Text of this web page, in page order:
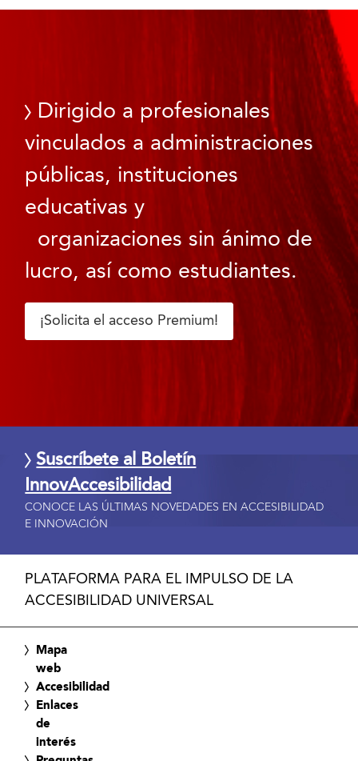
Dirigido a profesionales
vinculados a administraciones
públicas, instituciones
educativas y
organizaciones sin ánimo de
lucro, así como estudiantes.
¡Solicita el acceso Premium!
Suscríbete al Boletín
InnovAccesibilidad
CONOCE LAS ÚLTIMAS NOVEDADES EN ACCESIBILIDAD
E INNOVACIÓN
PLATAFORMA PARA EL IMPULSO DE LA
ACCESIBILIDAD UNIVERSAL
Mapa
web
Accesibilidad
Enlaces
de
interés